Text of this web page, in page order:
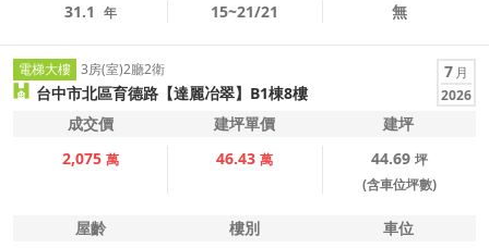
31.1 年 15~21/21 無
電梯大樓 3房(室)2廳2衛
台中市北區育德路【達麗冶翠】B1棟8樓
7 月
2026
成交價 建坪單價
建坪
2,075 萬 46.43 萬 44.69 坪
(含車位坪數)
屋齡 樓別
車位